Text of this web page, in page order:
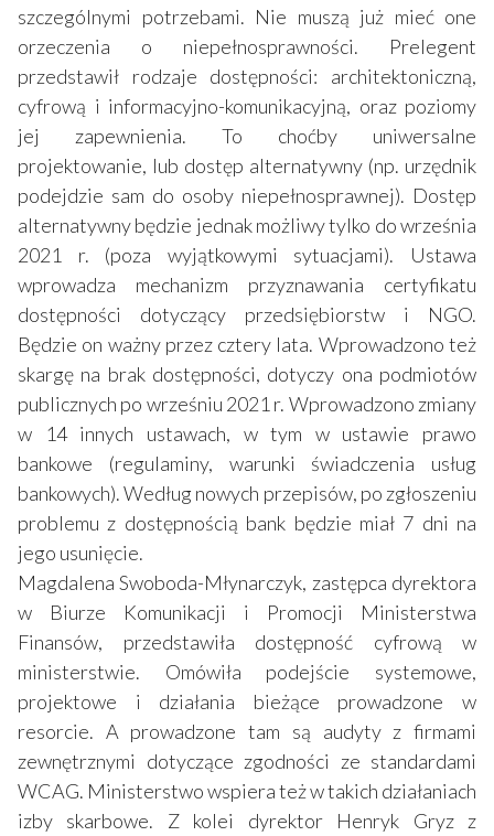
szczególnymi potrzebami. Nie muszą już mieć one
orzeczenia o niepełnosprawności. Prelegent
przedstawił rodzaje dostępności: architektoniczną,
cyfrową i informacyjno-komunikacyjną, oraz poziomy
jej zapewnienia. To choćby uniwersalne
projektowanie, lub dostęp alternatywny (np. urzędnik
podejdzie sam do osoby niepełnosprawnej). Dostęp
alternatywny będzie jednak możliwy tylko do września
2021 r. (poza wyjątkowymi sytuacjami). Ustawa
wprowadza mechanizm przyznawania certyfikatu
dostępności dotyczący przedsiębiorstw i NGO.
Będzie on ważny przez cztery lata. Wprowadzono też
skargę na brak dostępności, dotyczy ona podmiotów
publicznych po wrześniu 2021 r. Wprowadzono zmiany
w 14 innych ustawach, w tym w ustawie prawo
bankowe (regulaminy, warunki świadczenia usług
bankowych). Według nowych przepisów, po zgłoszeniu
problemu z dostępnością bank będzie miał 7 dni na
jego usunięcie.
Magdalena Swoboda-Młynarczyk, zastępca dyrektora
w Biurze Komunikacji i Promocji Ministerstwa
Finansów, przedstawiła dostępność cyfrową w
ministerstwie. Omówiła podejście systemowe,
projektowe i działania bieżące prowadzone w
resorcie. A prowadzone tam są audyty z firmami
zewnętrznymi dotyczące zgodności ze standardami
WCAG. Ministerstwo wspiera też w takich działaniach
izby skarbowe. Z kolei dyrektor Henryk Gryz z